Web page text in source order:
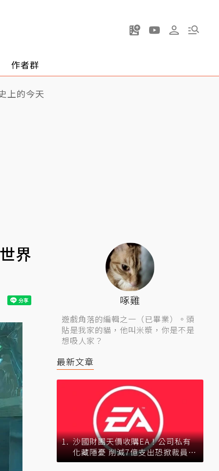
作者群
上的今天
界
啄雞
遊戲角落的編輯之一（已畢業）。頭
貼是我家的貓，他叫米漿，你是不是
想吸人家？
最新文章
沙國財團天價收購EA！公司私有
化藏隱憂 削減7億支出恐掀裁員風
暴？